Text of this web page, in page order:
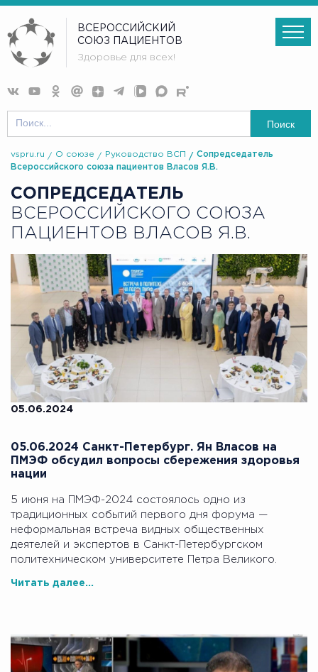
ВСЕРОССИЙСКИЙ
СОЮЗ ПАЦИЕНТОВ
Здоровье для всех!
Поиск
vspru.ru О союзе Руководство ВСП
Сопредседатель
Всероссийского союза пациентов Власов Я.В.
СОПРЕДСЕДАТЕЛЬ
ВСЕРОССИЙСКОГО СОЮЗА
ПАЦИЕНТОВ ВЛАСОВ Я.В.
05.06.2024
05.06.2024 Санкт-Петербург. Ян Власов на
ПМЭФ обсудил вопросы сбережения здоровья
нации
5 июня на ПМЭФ-2024 состоялось одно из
традиционных событий первого дня форума —
неформальная встреча видных общественных
деятелей и экспертов в Санкт-Петербургском
политехническом университете Петра Великого.
Читать далее...